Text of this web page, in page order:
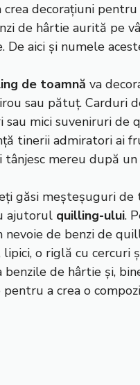
decorațiuni pentru
de hârtie aurită pe
De aici și numele
de toamnă va
sau pătuț. Carduri
sau mici suveniruri de
tinerii admiratori ai
tânjesc mereu după un
găsi meșteșuguri de
ajutorul quilling-ului.
nevoie de benzi de
o riglă cu cercuri
de hârtie și,
a crea o